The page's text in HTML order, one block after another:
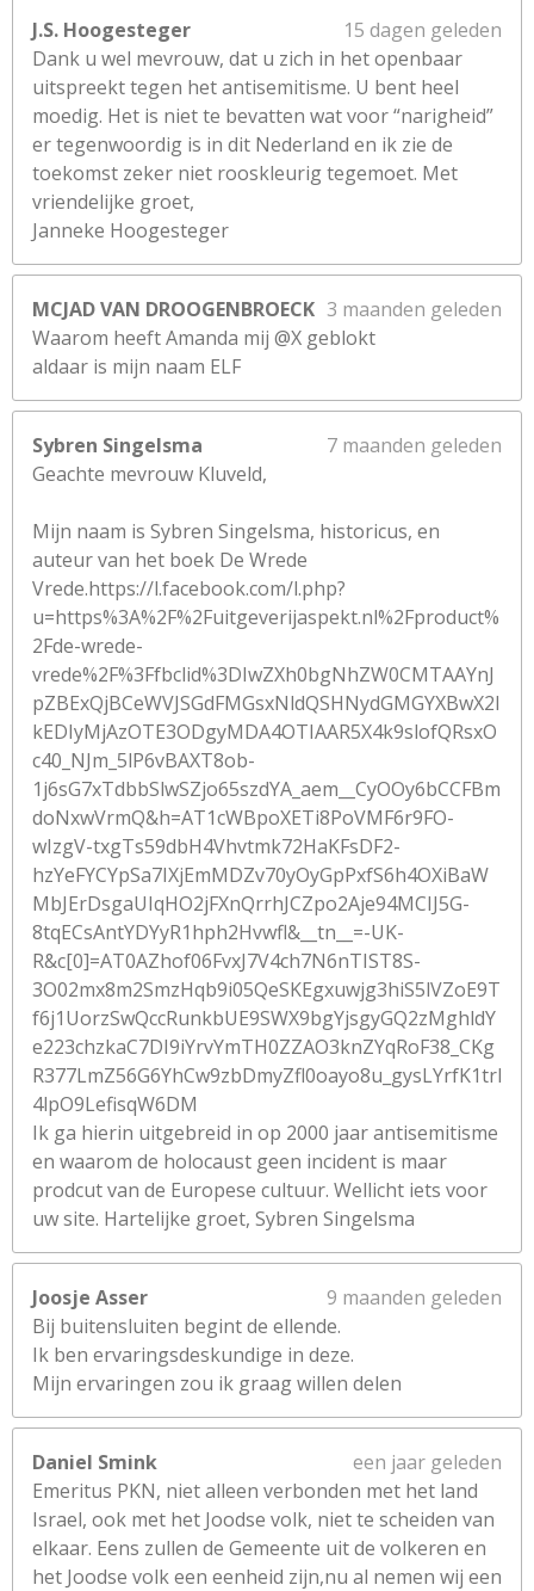
J.S. Hoogesteger
15 dagen geleden
Dank u wel mevrouw, dat u zich in het openbaar
uitspreekt tegen het antisemitisme. U bent heel
moedig. Het is niet te bevatten wat voor “narigheid”
er tegenwoordig is in dit Nederland en ik zie de
toekomst zeker niet rooskleurig tegemoet. Met
vriendelijke groet,
Janneke Hoogesteger
MCJAD VAN DROOGENBROECK 3 maanden geleden
Waarom heeft Amanda mij @X geblokt
aldaar is mijn naam ELF
Sybren Singelsma
7 maanden geleden
Geachte mevrouw Kluveld,
Mijn naam is Sybren Singelsma, historicus, en
auteur van het boek De Wrede
Vrede.https://l.facebook.com/l.php?
u=https%3A%2F%2Fuitgeverijaspekt.nl%2Fproduct%
2Fde-wrede-
vrede%2F%3Ffbclid%3DIwZXh0bgNhZW0CMTAAYnJ
pZBExQjBCeWVJSGdFMGsxNldQSHNydGMGYXBwX2l
kEDIyMjAzOTE3ODgyMDA4OTIAAR5X4k9slofQRsxO
c40_NJm_5lP6vBAXT8ob-
1j6sG7xTdbbSlwSZjo65szdYA_aem__CyOOy6bCCFBm
doNxwVrmQ&h=AT1cWBpoXETi8PoVMF6r9FO-
wIzgV-txgTs59dbH4Vhvtmk72HaKFsDF2-
hzYeFYCYpSa7IXjEmMDZv70yOyGpPxfS6h4OXiBaW
MbJErDsgaUIqHO2jFXnQrrhJCZpo2Aje94MCIJ5G-
8tqECsAntYDYyR1hph2Hvwfl&__tn__=-UK-
R&c[0]=AT0AZhof06FvxJ7V4ch7N6nTIST8S-
3O02mx8m2SmzHqb9i05QeSKEgxuwjg3hiS5lVZoE9T
f6j1UorzSwQccRunkbUE9SWX9bgYjsgyGQ2zMghldY
e223chzkaC7DI9iYrvYmTH0ZZAO3knZYqRoF38_CKg
R377LmZ56G6YhCw9zbDmyZfl0oayo8u_gysLYrfK1trl
4lpO9LefisqW6DM
Ik ga hierin uitgebreid in op 2000 jaar antisemitisme
en waarom de holocaust geen incident is maar
prodcut van de Europese cultuur. Wellicht iets voor
uw site. Hartelijke groet, Sybren Singelsma
Joosje Asser
9 maanden geleden
Bij buitensluiten begint de ellende.
Ik ben ervaringsdeskundige in deze.
Mijn ervaringen zou ik graag willen delen
Daniel Smink
een jaar geleden
Emeritus PKN, niet alleen verbonden met het land
Israel, ook met het Joodse volk, niet te scheiden van
elkaar. Eens zullen de Gemeente uit de volkeren en
het Joodse volk een eenheid zijn,nu al nemen wij een